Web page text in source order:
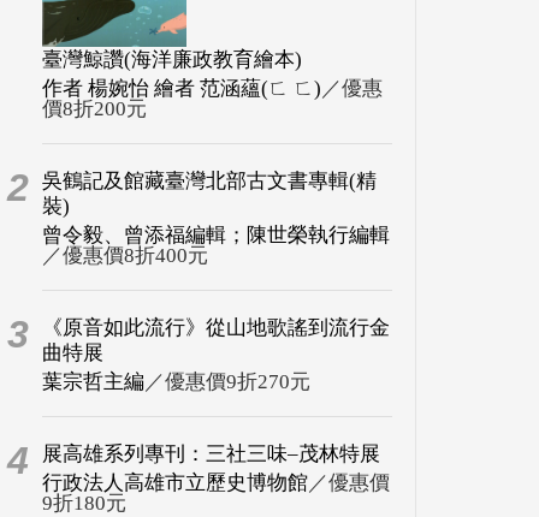
臺灣鯨讚(海洋廉政教育繪本)
作者 楊婉怡 繪者 范涵蘊(ㄈ ㄈ) ／優惠
價8折200元
2 吳鶴記及館藏臺灣北部古文書專輯(精
裝)
曾令毅、曾添福編輯；陳世榮執行編輯
／優惠價8折400元
3
《原音如此流行》從山地歌謠到流行金
曲特展
葉宗哲主編 ／優惠價9折270元
4
展高雄系列專刊：三社三味–茂林特展
行政法人高雄市立歷史博物館／優惠價
9折180元